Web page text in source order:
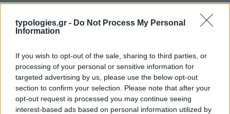
typologies.gr - Do Not Process My Personal
Information
If you wish to opt-out of the sale, sharing to third parties, or
processing of your personal or sensitive information for
targeted advertising by us, please use the below opt-out
section to confirm your selection. Please note that after your
opt-out request is processed you may continue seeing
interest-based ads based on personal information utilized by